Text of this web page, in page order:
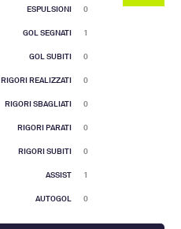
ESPULSIONI 0
GOL SEGNATI 1
GOL SUBITI 0
RIGORI REALIZZATI 0
RIGORI SBAGLIATI 0
RIGORI PARATI 0
RIGORI SUBITI 0
ASSIST 1
AUTOGOL 0